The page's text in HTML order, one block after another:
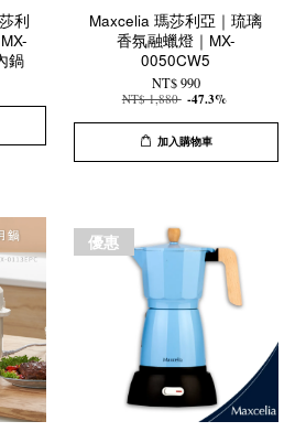
利
鍋
Maxcelia 瑪莎利亞｜琉璃
香氛融蠟燈｜MX-
0050CW5
NT$ 990
NT$ 1,880 -47.3%
加入購物車
優惠